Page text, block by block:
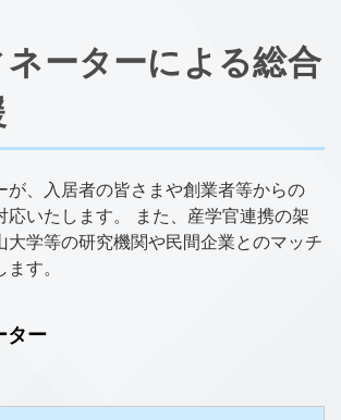
ネーターによる総合
が、入居者の皆さまや創業者等からの
応いたします。 また、産学官連携の架
大学等の研究機関や民間企業とのマッチ
す。
ター